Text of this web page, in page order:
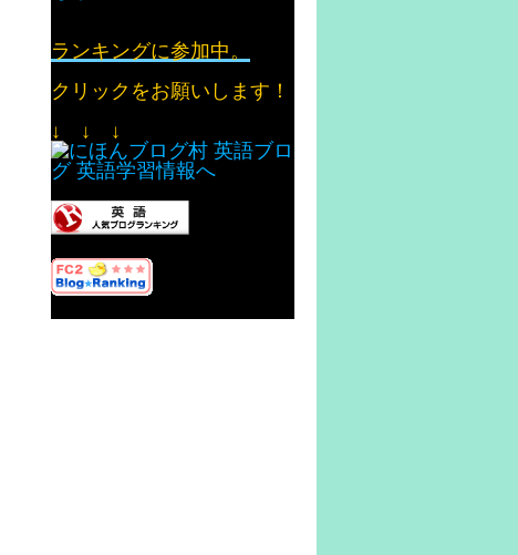
ランキングに参加中。
クリックをお願いします！
↓ ↓ ↓